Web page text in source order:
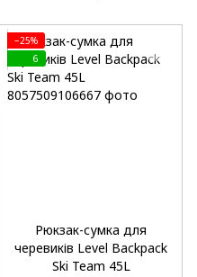
−25%
6
Рюкзак-сумка для
черевиків Level Backpack
Ski Team 45L